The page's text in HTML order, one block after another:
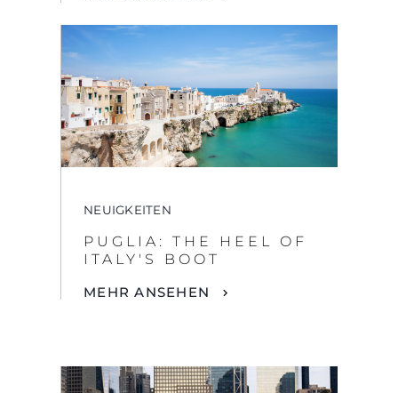
NEUIGKEITEN
PUGLIA: THE HEEL OF
ITALY'S BOOT
MEHR ANSEHEN